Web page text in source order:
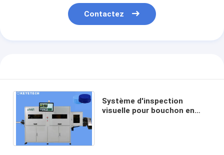
Contactez
Système d'inspection
visuelle pour bouchon en